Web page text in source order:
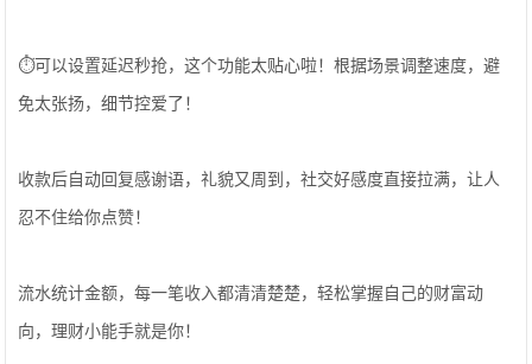
⏱️可以设置延迟秒抢，这个功能太贴心啦！根据场景调整速度，避
免太张扬，细节控爱了！
收款后自动回复感谢语，礼貌又周到，社交好感度直接拉满，让人
忍不住给你点赞！
流水统计金额，每一笔收入都清清楚楚，轻松掌握自己的财富动
向，理财小能手就是你！